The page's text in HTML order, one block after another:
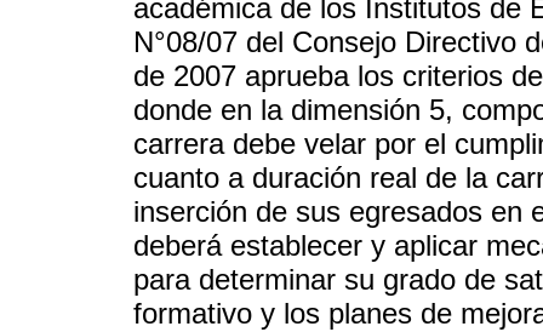
académica de los Institutos de
N°08/07 del Consejo Directivo
de 2007 aprueba los criterios
donde en la dimensión 5,
carrera debe velar por el
cuanto a duración real de la
inserción de sus egresados en
deberá establecer y aplicar
para determinar su grado de
formativo y los planes de